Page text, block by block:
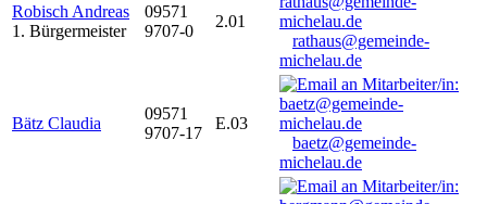
Robisch Andreas
1. Bürgermeister
09571
9707-0
2.01
rathaus@gemeinde-
michelau.de
Bätz Claudia
09571
9707-17
E.03
baetz@gemeinde-
michelau.de